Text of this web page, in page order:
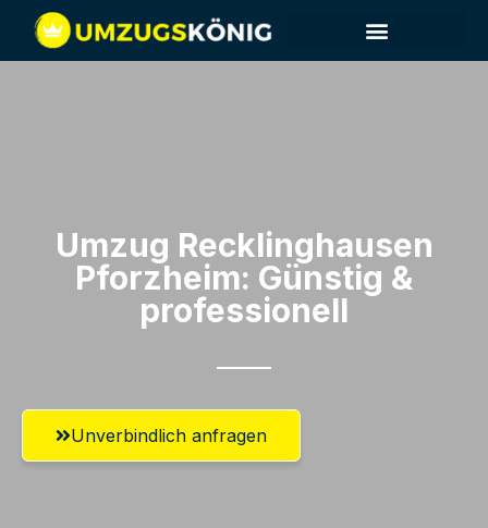
Umzug Recklinghausen​
Pforzheim: Günstig &
professionell​
Unverbindlich anfragen